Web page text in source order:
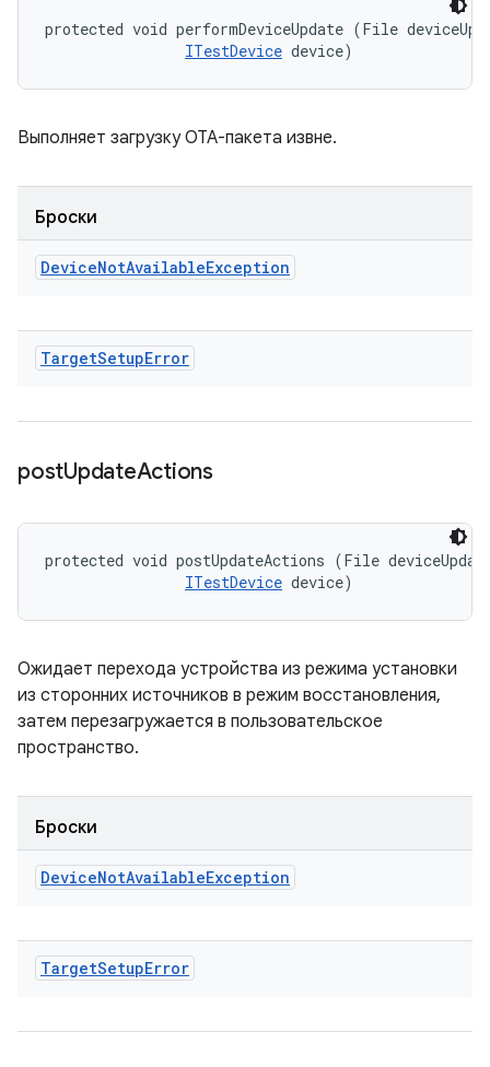
protected void performDeviceUpdate (File
ITestDevice device)
Выполняет загрузку OTA-пакета извне.
Броски
DeviceNotAvailableException
TargetSetupError
postUpdateActions
protected void postUpdateActions (File
ITestDevice device)
Ожидает перехода устройства из режима установки
из сторонних источников в режим восстановления,
затем перезагружается в пользовательское
пространство.
Броски
DeviceNotAvailableException
TargetSetupError